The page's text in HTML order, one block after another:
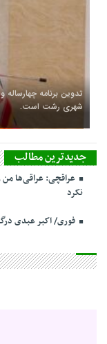
تدوین برنامه چهارساله
شهری رشت است.
سفر شهردار و رئیس
جدیدترین مطالب
عراقچی: عراقی‌ها
نکرد
فوری/ اکبر عبدی